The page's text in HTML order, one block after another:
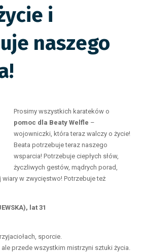
i
naszego
Prosimy wszystkich karateków o
pomoc dla Beaty Welfle –
wojowniczki, która teraz walczy o życie!
Beata potrzebuje teraz naszego
wsparcia! Potrzebuje ciepłych słów,
życzliwych gestów, mądrych porad,
wiary w zwycięstwo! Potrzebuje też
lat 31
sporcie.
przede wszystkim mistrzyni sztuki życia.